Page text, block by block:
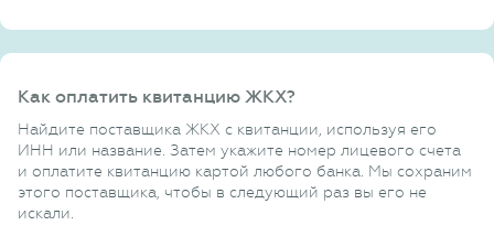
Как оплатить квитанцию ЖКХ?
Найдите поставщика ЖКХ с квитанции, используя его
ИНН или название. Затем укажите номер лицевого счета
и оплатите квитанцию картой любого банка. Мы сохраним
этого поставщика, чтобы в следующий раз вы его не
искали.